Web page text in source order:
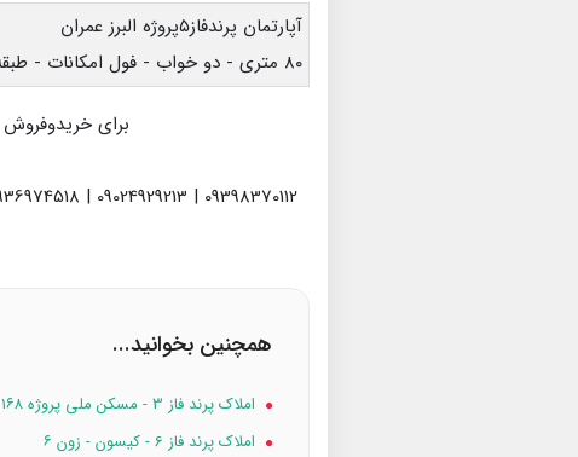
آپارتمان پرندفاز۵پروژه البرز عمران
۸۰ متری - دو خواب - فول امکانات - طبقه۴
برای خریدوفروش
همچنین بخوانید...
املاک پرند فاز 3 - مسکن ملی پروژه ۱۶۸ واحدی امام حسن
املاک پرند فاز 6 - کیسون - زون ۶